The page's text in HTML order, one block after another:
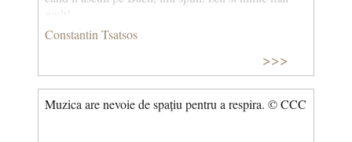
Constantin Tsatsos
>>>
Muzica are nevoie de spațiu pentru a respira. © CCC